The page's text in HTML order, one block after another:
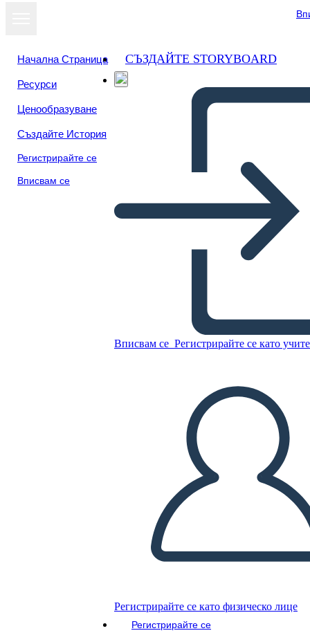
Начална Страница
Ресурси
Ценообразуване
Създайте История
Регистрирайте се
Вписвам се
СЪЗДАЙТЕ STORYBOARD
Вписвам се Регистрирайте се като
Регистрирайте се като физическо лице
Регистрирайте се
СЪЗДАЙТЕ СЦЕНАРИЙ
ПУСКАНЕ НА СЛАЙДШОУ
ЧЕТИ МИ